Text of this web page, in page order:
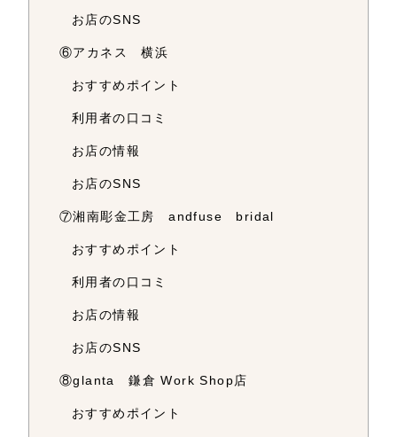
お店のSNS
⑥アカネス 横浜
おすすめポイント
利用者の口コミ
お店の情報
お店のSNS
⑦湘南彫金工房 andfuse bridal
おすすめポイント
利用者の口コミ
お店の情報
お店のSNS
⑧glanta 鎌倉 Work Shop店
おすすめポイント